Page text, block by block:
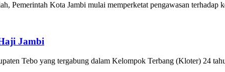
Kota Jambi mulai memperketat pengawasan terhadap
Jambi
Tebo yang tergabung dalam Kelompok Terbang (Kloter) 24